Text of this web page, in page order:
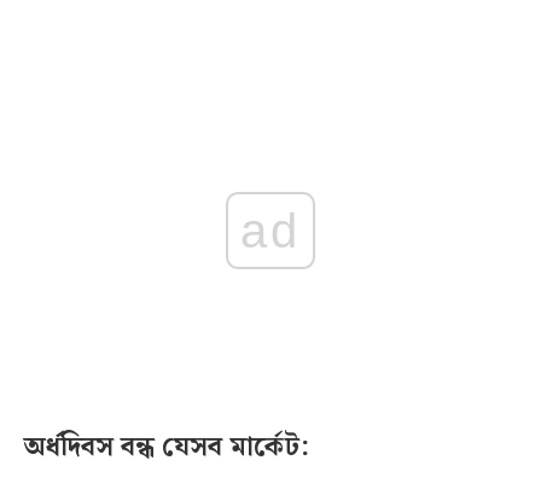
ad
অর্ধদিবস বন্ধ যেসব মার্কেট: